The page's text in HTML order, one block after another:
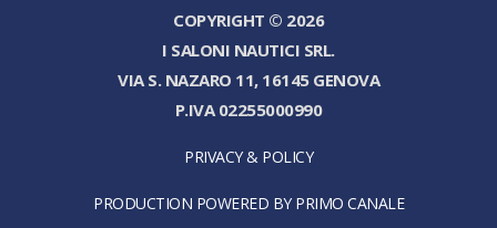
COPYRIGHT © 2026
I SALONI NAUTICI SRL.
VIA S. NAZARO 11, 16145 GENOVA
P.IVA 02255000990
PRIVACY & POLICY
PRODUCTION POWERED BY PRIMO CANALE